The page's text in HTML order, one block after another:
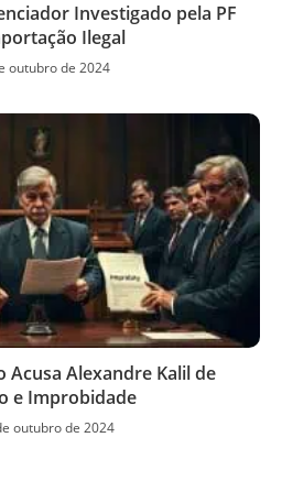
Investigado pela PF
Ilegal
outubro de 2024
Acusa Alexandre Kalil de
e Improbidade
outubro de 2024